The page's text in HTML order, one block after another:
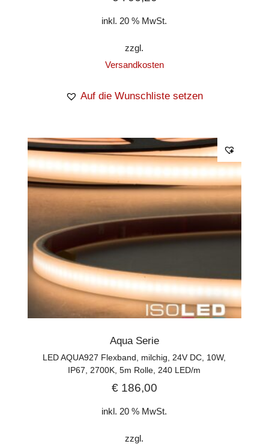
inkl. 20 % MwSt.
zzgl.
Versandkosten
Auf die Wunschliste setzen
Aqua Serie
LED AQUA927 Flexband, milchig, 24V DC, 10W,
IP67, 2700K, 5m Rolle, 240 LED/m
€186,00
inkl. 20 % MwSt.
zzgl.